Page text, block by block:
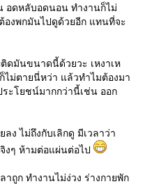
อดหลับอดนอน ทำงานก็ไม่
องพกมันไปดูด้วยอีก แทนที่จะ
ดมันขนาดนี้ด้วยวะ เหงาเห
ไม่ตายนี่หว่า แล้วทำไมต้องมา
ระโยชน์มากกว่านี้เช่น ออก
ง ไม่ถึงกับเลิกดู มีเวลาว่า
งๆ ห้ามต่อแผ่นต่อไป
ถูก ทำงานไม่ง่วง ร่างกายพัก